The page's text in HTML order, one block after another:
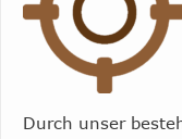
Durch unser